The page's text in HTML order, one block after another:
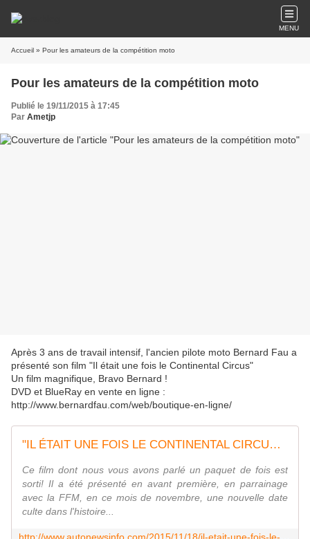
MENU
Accueil » Pour les amateurs de la compétition moto
Pour les amateurs de la compétition moto
Publié le 19/11/2015 à 17:45
Par Ametjp
Après 3 ans de travail intensif, l'ancien pilote moto Bernard Fau a
présenté son film "Il était une fois le Continental Circus"
Un film magnifique, Bravo Bernard !
DVD et BlueRay en vente en ligne :
http://www.bernardfau.com/web/boutique-en-ligne/
"IL ÉTAIT UNE FOIS LE CONTINENTAL CIRCUS ": BERNARD FAU, LE PRINCE DES DAMIERS ET SES HÉROS
Ce film dont nous vous avons parlé un paquet de fois est
sorti! Il a été présenté en avant première, en parrainage
avec la FFM, en ce mois de novembre, une nouvelle date
culte dans l'histoire...